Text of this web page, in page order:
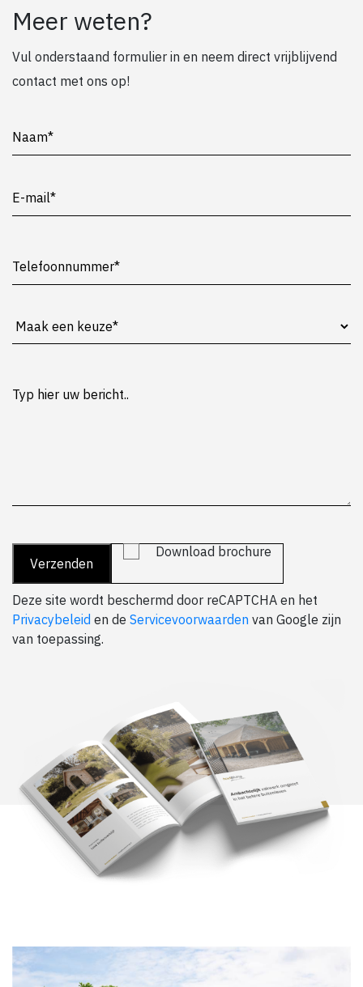
Meer weten?
Vul onderstaand formulier in en neem direct vrijblijvend
contact met ons op!
Download brochure
Deze site wordt beschermd door reCAPTCHA en het
Privacybeleid en de Servicevoorwaarden van Google zijn
van toepassing.